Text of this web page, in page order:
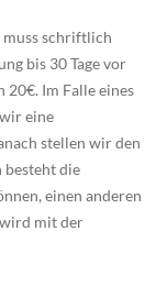
schriftlich
bis 30 Tage vor
Im Falle eines
eine
stellen wir den
besteht die
einen anderen
mit der